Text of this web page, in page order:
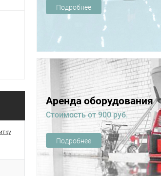
Подробнее
Аренда оборудования
Стоимость от 900 руб.
Подробнее